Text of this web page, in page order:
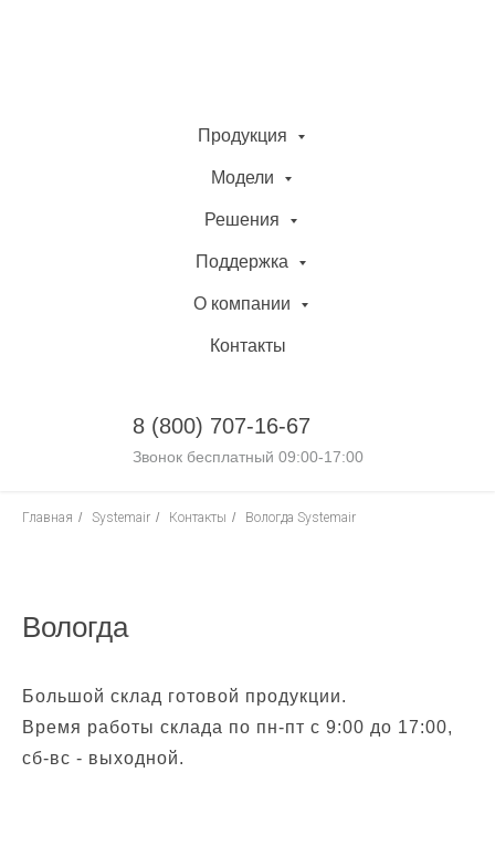
Продукция
Модели
Решения
Поддержка
О компании
Контакты
8 (800) 707-16-67
Звонок бесплатный 09:00-17:00
Главная / Systemair / Контакты / Вологда Systemair
Вологда
Большой склад готовой продукции.
Время работы склада по пн-пт с 9:00 до 17:00,
сб-вс - выходной.